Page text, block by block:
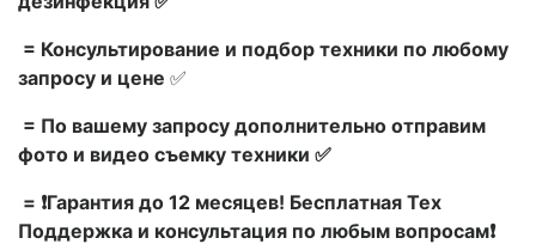
= Консультирование и подбор техники по любому
запросу и цене ✅
= По вашему запросу дополнительно отправим
фото и видео съемку техники ✅
= ❗Гарантия до 12 месяцев! Бесплатная Тех
Поддержка и консультация по любым вопросам❗